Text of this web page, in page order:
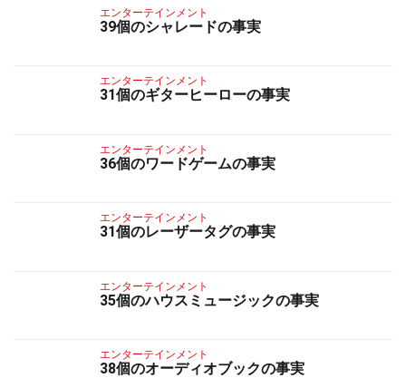
エンターテインメント
39個のシャレードの事実
エンターテインメント
31個のギターヒーローの事実
エンターテインメント
36個のワードゲームの事実
エンターテインメント
31個のレーザータグの事実
エンターテインメント
35個のハウスミュージックの事実
エンターテインメント
38個のオーディオブックの事実